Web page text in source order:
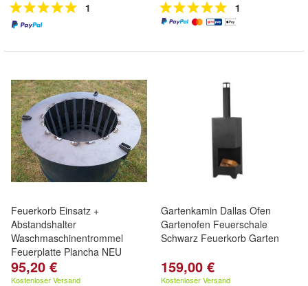
1 1
Feuerkorb Einsatz +
Abstandshalter
Waschmaschinentrommel
Feuerplatte Plancha NEU
95,20 €
Kostenloser Versand
Gartenkamin Dallas Ofen
Gartenofen Feuerschale
Schwarz Feuerkorb Garten
159,00 €
Kostenloser Versand